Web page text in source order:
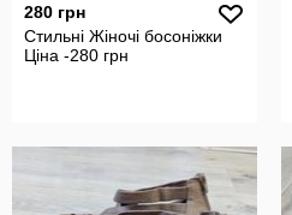
280 грн
Стильні Жіночі босоніжки
Ціна -280 грн